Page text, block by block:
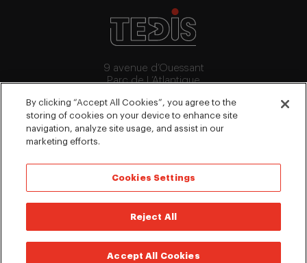
9 avenue d’Ouessant
Parc de L’Atlantique
+33 (0)1 64 53 15 64
contact@tedis.fr
Mentions légales
By clicking “Accept All Cookies”, you agree to the
storing of cookies on your device to enhance site
navigation, analyze site usage, and assist in our
marketing efforts.
Cookies Settings
Reject All
Accept All Cookies